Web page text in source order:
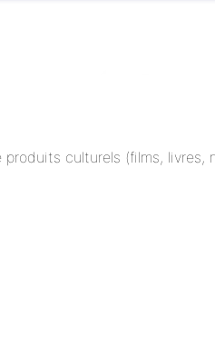
culturels (films, livres,